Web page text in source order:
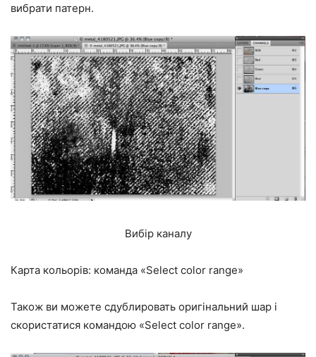
вибрати патерн.
Вибір каналу
Карта кольорів: команда «Select color range»
Також ви можете сдублировать оригінальний шар і
скористатися командою «Select color range».